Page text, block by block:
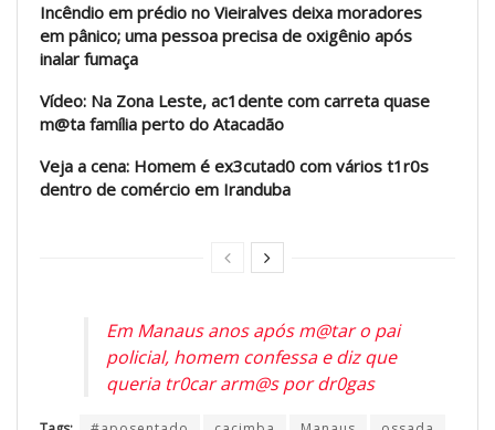
Incêndio em prédio no Vieiralves deixa moradores
em pânico; uma pessoa precisa de oxigênio após
inalar fumaça
Vídeo: Na Zona Leste, ac1dente com carreta quase
m@ta família perto do Atacadão
Veja a cena: Homem é ex3cutad0 com vários t1r0s
dentro de comércio em Iranduba
Em Manaus anos após m@tar o pai
policial, homem confessa e diz que
queria tr0car arm@s por dr0gas